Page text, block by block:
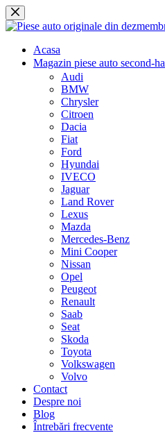
Sari
la
Acasa
Magazin piese auto second-
Audi
BMW
Chrysler
Citroen
Dacia
Fiat
Ford
Hyundai
IVECO
Jaguar
Land Rover
Lexus
Mazda
Mercedes-Benz
Mini Cooper
Nissan
Opel
Peugeot
Renault
Saab
Seat
Skoda
Toyota
Volkswagen
Volvo
Contact
Despre noi
Blog
Întrebări frecvente